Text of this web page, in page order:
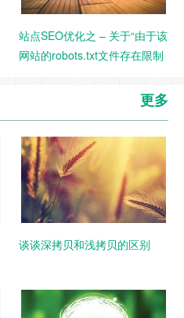
站点SEO优化之 – 关于“由于该
网站的robots.txt文件存在限制
系统无法提供该页面的内容”问
更多
谈谈深拷贝和浅拷贝的区别